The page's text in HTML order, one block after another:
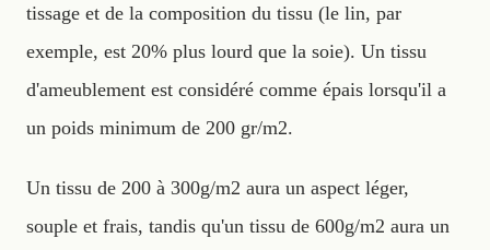
tissage et de la composition du tissu (le lin, par
exemple, est 20% plus lourd que la soie). Un tissu
d'ameublement est considéré comme épais lorsqu'il a
un poids minimum de 200 gr/m2.
Un tissu de 200 à 300g/m2 aura un aspect léger,
souple et frais, tandis qu'un tissu de 600g/m2 aura un